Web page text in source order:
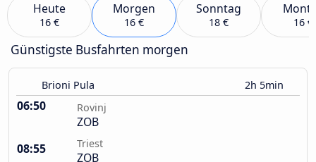
Heute
16 €
Morgen
16 €
Sonntag
18 € 16 €
Günstigste Busfahrten morgen
Brioni Pula 2h 5min
06:50 Rovinj
ZOB
08:55
Triest
ZOB